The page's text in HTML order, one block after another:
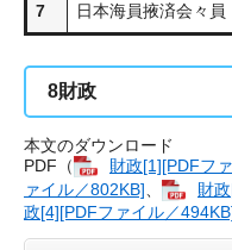
7 日本海員掖済会々員
8財政
本文のダウンロード
PDF（
財政[1][PDFフ
ァイル／802KB]
財
政[4][PDFファイル／